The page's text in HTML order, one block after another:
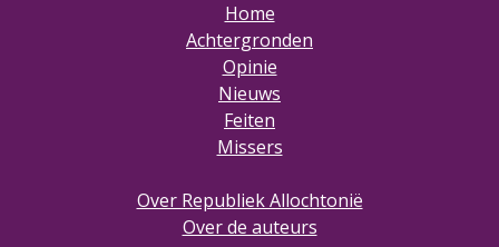
Home
Achtergronden
Opinie
Nieuws
Feiten
Missers
Over Republiek Allochtonië
Over de auteurs